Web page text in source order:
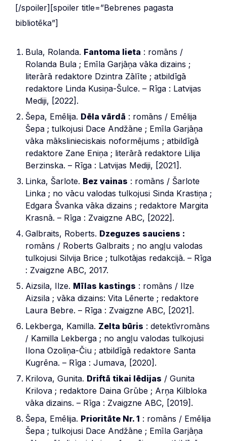
[/spoiler][spoiler title=”Bebrenes pagasta
bibliotēka”]
Bula, Rolanda. Fantoma lieta : romāns /
Rolanda Bula ; Emīla Garjāņa vāka dizains ;
literārā redaktore Dzintra Zālīte ; atbildīgā
redaktore Linda Kusiņa-Šulce. – Rīga : Latvijas
Mediji, [2022].
Šepa, Emēlija. Dēla vārdā : romāns / Emēlija
Šepa ; tulkojusi Dace Andžāne ; Emīla Garjāņa
vāka mākslinieciskais noformējums ; atbildīgā
redaktore Zane Eniņa ; literārā redaktore Lilija
Berzinska. – Rīga : Latvijas Mediji, [2021].
Linka, Šarlote. Bez vainas : romāns / Šarlote
Linka ; no vācu valodas tulkojusi Sinda Krastiņa ;
Edgara Švanka vāka dizains ; redaktore Margita
Krasnā. – Rīga : Zvaigzne ABC, [2022].
Galbraits, Roberts. Dzeguzes sauciens :
romāns / Roberts Galbraits ; no angļu valodas
tulkojusi Silvija Brice ; tulkotājas redakcijā. – Rīga
: Zvaigzne ABC, 2017.
Aizsila, Ilze. Mīlas kastings : romāns / Ilze
Aizsila ; vāka dizains: Vita Lēnerte ; redaktore
Laura Bebre. – Rīga : Zvaigzne ABC, [2021].
Lekberga, Kamilla. Zelta būris : detektīvromāns
/ Kamilla Lekberga ; no angļu valodas tulkojusi
Ilona Ozoliņa-Čiu ; atbildīgā redaktore Santa
Kugrēna. – Rīga : Jumava, [2020].
Krilova, Gunita. Driftā tikai lēdijas / Gunita
Krilova ; redaktore Daina Grūbe ; Arņa Kilbloka
vāka dizains. – Rīga : Zvaigzne ABC, [2019].
Šepa, Emēlija. Prioritāte Nr. 1 : romāns / Emēlija
Šepa ; tulkojusi Dace Andžāne ; Emīla Garjāņa